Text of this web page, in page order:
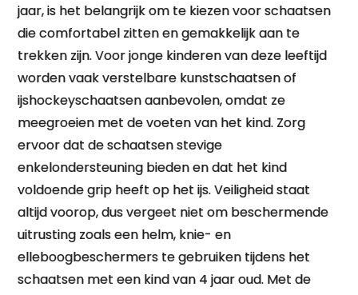
jaar, is het belangrijk om te kiezen voor schaatsen
die comfortabel zitten en gemakkelijk aan te
trekken zijn. Voor jonge kinderen van deze leeftijd
worden vaak verstelbare kunstschaatsen of
ijshockeyschaatsen aanbevolen, omdat ze
meegroeien met de voeten van het kind. Zorg
ervoor dat de schaatsen stevige
enkelondersteuning bieden en dat het kind
voldoende grip heeft op het ijs. Veiligheid staat
altijd voorop, dus vergeet niet om beschermende
uitrusting zoals een helm, knie- en
elleboogbeschermers te gebruiken tijdens het
schaatsen met een kind van 4 jaar oud. Met de